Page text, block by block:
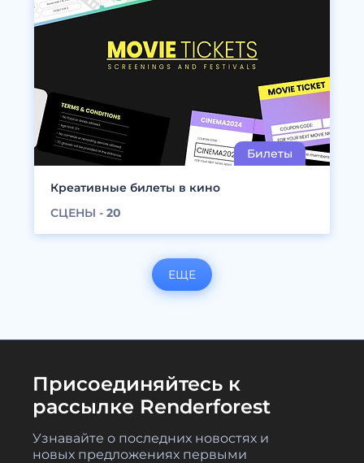
Креативные билеты в кино
СЦЕНЫ - 20
ЕЩЕ
Присоединяйтесь к
рассылке Renderforest
Узнавайте о последних новостях и
новых предложениях первыми